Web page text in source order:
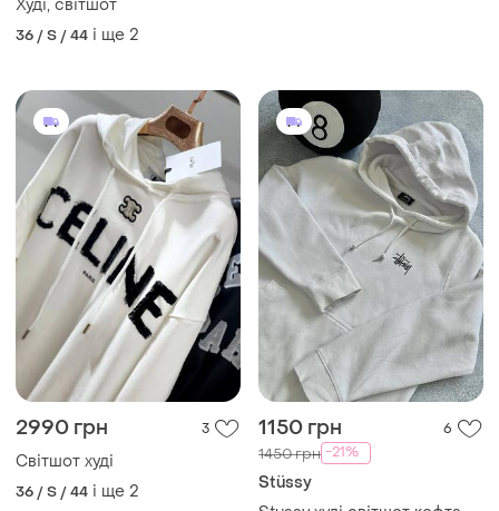
Худі, світшот
36 / S / 44 і ще 2
2990 грн 3
Світшот худі
36 / S / 44 і ще 2
1150 грн 6
1450 грн -21%
Stüssy